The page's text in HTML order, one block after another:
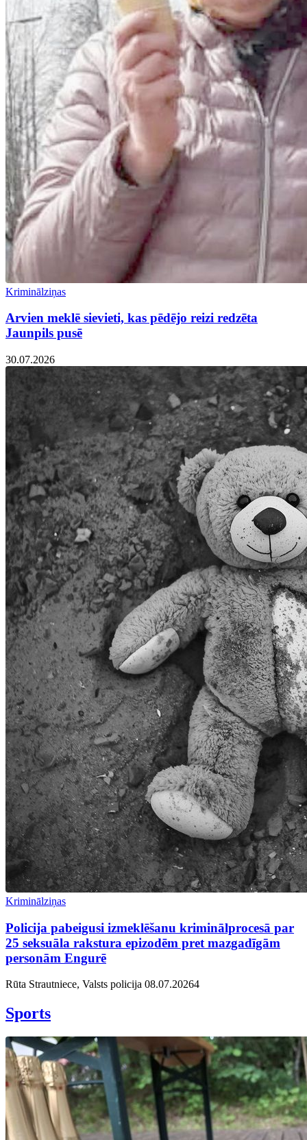
Kriminālziņas
Arvien meklē sievieti, kas pēdējo reizi redzēta
Jaunpils pusē
30.07.2026
Kriminālziņas
Policija pabeigusi izmeklēšanu kriminālprocesā par
25 seksuāla rakstura epizodēm pret mazgadīgām
personām Engurē
Rūta Strautniece, Valsts policija 08.07.20264
Sports